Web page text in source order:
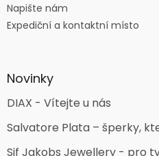
Napište nám
Expediční a kontaktní místo
Novinky
DIAX - Vítejte u nás
Salvatore Plata – šperky,
Sif Jakobs Jewellery - pro